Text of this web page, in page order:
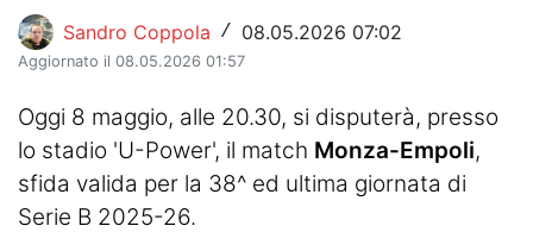
News
Turismo
Eventi
Sandro Coppola / 08.05.2026 07:02
Aggiornato il 08.05.2026 01:57
Oggi 8 maggio, alle 20.30, si disputerà, presso
lo stadio 'U-Power', il match Monza-Empoli,
sfida valida per la 38^ ed ultima giornata di
Serie B 2025-26.